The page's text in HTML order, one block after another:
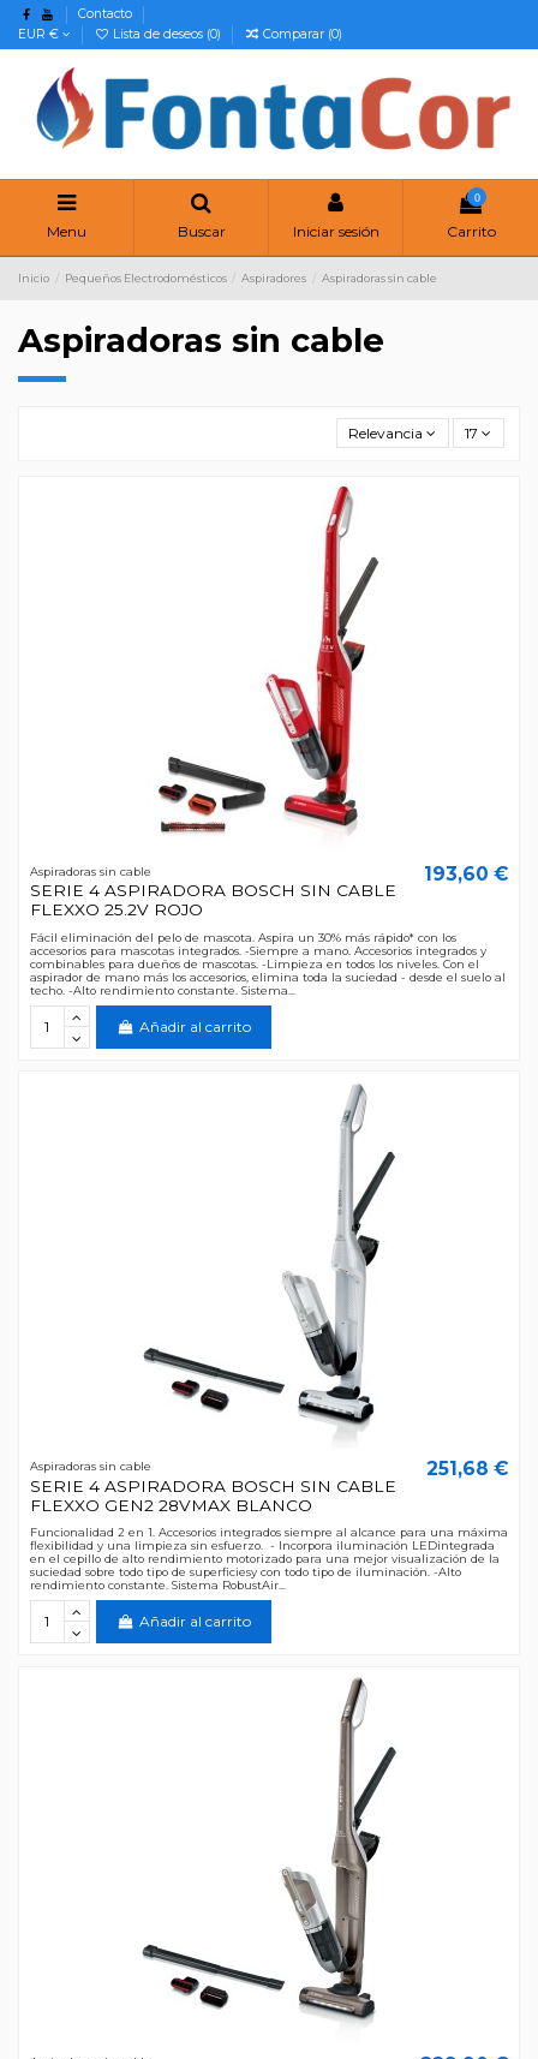
Contacto
EUR €
Lista de deseos (0) Comparar (0)
Menu Buscar Iniciar sesión
0
Carrito
Inicio Pequeños Electrodomésticos Aspiradores Aspiradoras sin cable
Aspiradoras sin cable
Relevancia 17
Aspiradoras sin cable
SERIE 4 ASPIRADORA BOSCH SIN CABLE
FLEXXO 25.2V ROJO
193,60 €
Fácil eliminación del pelo de mascota. Aspira un 30% más rápido* con los
accesorios para mascotas integrados. -Siempre a mano. Accesorios integrados y
combinables para dueños de mascotas. -Limpieza en todos los niveles. Con el
aspirador de mano más los accesorios, elimina toda la suciedad - desde el suelo al
techo. -Alto rendimiento constante. Sistema...
Añadir al carrito
Aspiradoras sin cable
SERIE 4 ASPIRADORA BOSCH SIN CABLE
FLEXXO GEN2 28VMAX BLANCO
251,68 €
Funcionalidad 2 en 1. Accesorios integrados siempre al alcance para una máxima
flexibilidad y una limpieza sin esfuerzo. - Incorpora iluminación LEDintegrada
en el cepillo de alto rendimiento motorizado para una mejor visualización de la
suciedad sobre todo tipo de superficiesy con todo tipo de iluminación. -Alto
rendimiento constante. Sistema RobustAir...
Añadir al carrito